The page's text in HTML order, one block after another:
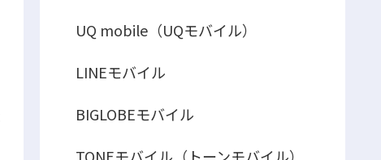
UQ mobile（UQモバイル）
LINEモバイル
BIGLOBEモバイル